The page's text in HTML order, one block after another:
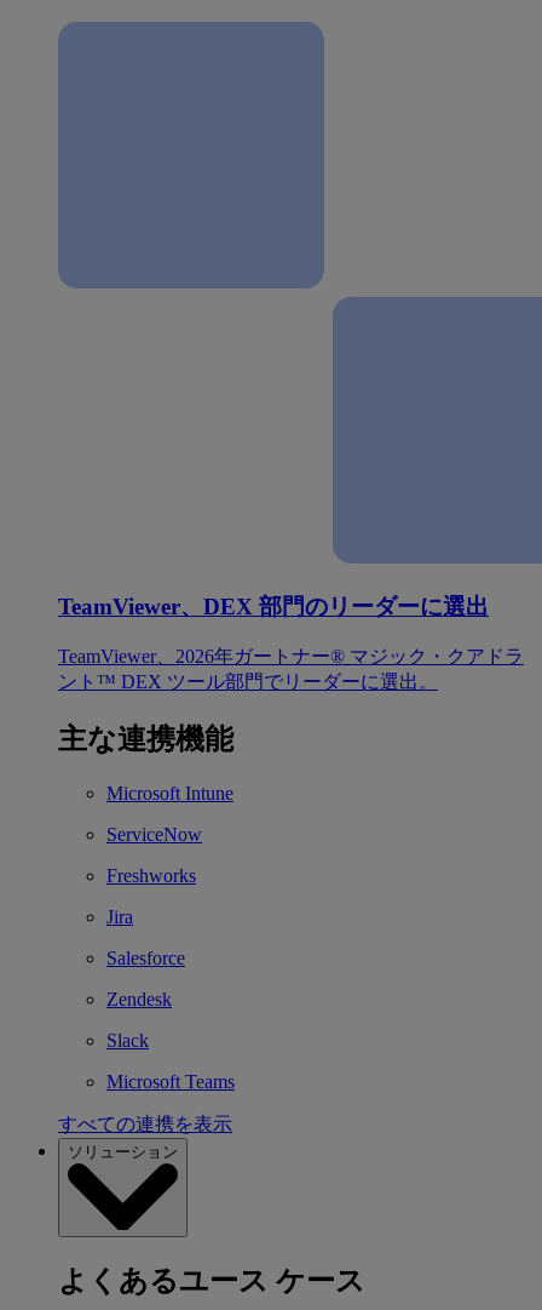
TeamViewer、DEX 部門のリーダーに選出
TeamViewer、2026年ガートナー® マジック・クアドラ
ント™ DEX ツール部門でリーダーに選出。
主な連携機能
Microsoft Intune
ServiceNow
Freshworks
Jira
Salesforce
Zendesk
Slack
Microsoft Teams
すべての連携を表示
ソリューション
よくあるユース ケース